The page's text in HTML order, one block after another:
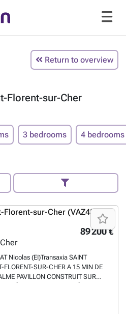
Return to overview
Florent-sur-Cher
3 bedrooms 4 bedrooms
89 200 €
Nicolas (EI)Transaxia SAINT
FLORENT-SUR-CHER A 15 MIN DE
PAVILLON CONSTRUIT SUR
OUVERT SUR LA SALLE A
LE TERRAIN , CUISINE AMÉNAGÉE